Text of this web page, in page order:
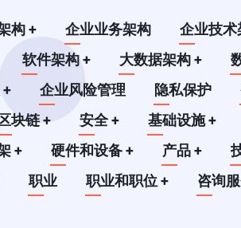
构+ 企业业务架构 企业技术
软件架构+ 大数据架构+
+ 企业风险管理 隐私保护
区块链+ 安全+ 基础设施+
+ 硬件和设备+ 产品+
职业 职业和职位+ 咨询